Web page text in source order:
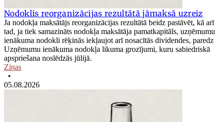
Nodoklis reorganizācijas rezultātā jāmaksā uzreiz
Ja nodokļa maksātājs reorganizācijas rezultātā beidz pastāvēt, kā arī
tad, ja tiek samazināts nodokļa maksātāja pamatkapitāls, uzņēmumu
ienākuma nodokli rēķinās iekļaujot arī nosacītās dividendes, paredz
Uzņēmumu ienākuma nodokļa likuma grozījumi, kuru sabiedriskā
apspriešana noslēdzās jūlijā.
Ziņas
•
05.08.2026